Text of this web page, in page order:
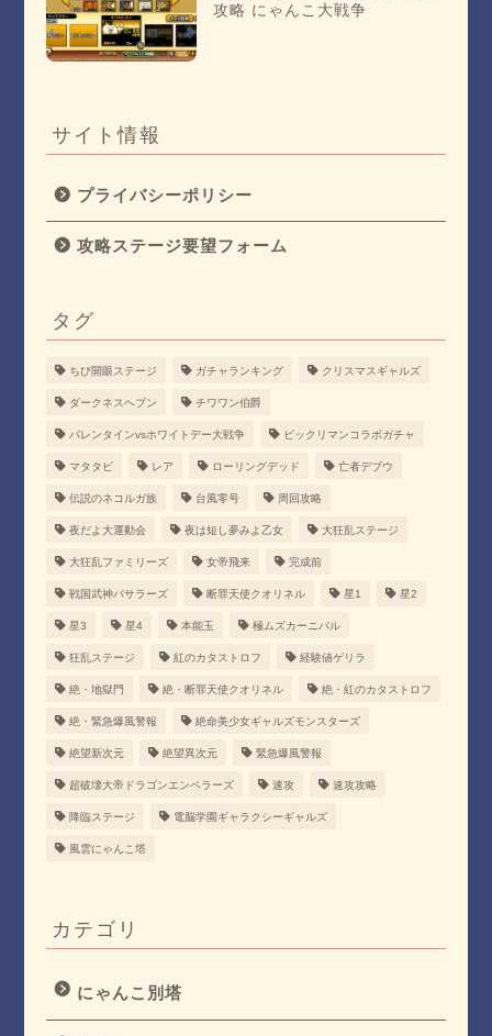
攻略 にゃんこ大戦争
サイト情報
プライバシーポリシー
攻略ステージ要望フォーム
タグ
ちび開眼ステージ ガチャランキング クリスマスギャルズ
ダークネスヘブン チワワン伯爵
バレンタインvsホワイトデー大戦争 ビックリマンコラボガチャ
マタタビ レア ローリングデッド 亡者デブウ
伝説のネコルガ族 台風零号 周回攻略
夜だよ大運動会 夜は短し夢みよ乙女 大狂乱ステージ
大狂乱ファミリーズ 女帝飛来 完成前
戦国武神バサラーズ 断罪天使クオリネル 星1 星2
星3 星4 本能玉 極ムズカーニバル
狂乱ステージ 紅のカタストロフ 経験値ゲリラ
絶・地獄門 絶・断罪天使クオリネル 絶・紅のカタストロフ
絶・緊急爆風警報 絶命美少女ギャルズモンスターズ
絶望新次元 絶望異次元 緊急爆風警報
超破壊大帝ドラゴンエンペラーズ 速攻 速攻攻略
降臨ステージ 電脳学園ギャラクシーギャルズ
風雲にゃんこ塔
カテゴリ
にゃんこ別塔